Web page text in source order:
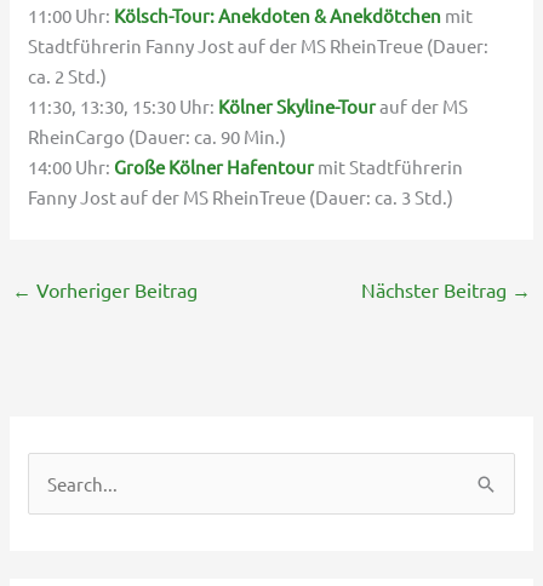
11:00 Uhr: Kölsch-Tour: Anekdoten & Anekdötchen mit
Stadtführerin Fanny Jost auf der MS RheinTreue (Dauer:
ca. 2 Std.)
11:30, 13:30, 15:30 Uhr: Kölner Skyline-Tourauf der MS
RheinCargo (Dauer: ca. 90 Min.)
14:00 Uhr: Große Kölner Hafentourmit Stadtführerin
Fanny Jost auf der MS RheinTreue (Dauer: ca. 3 Std.)
← Vorheriger Beitrag Nächster Beitrag →